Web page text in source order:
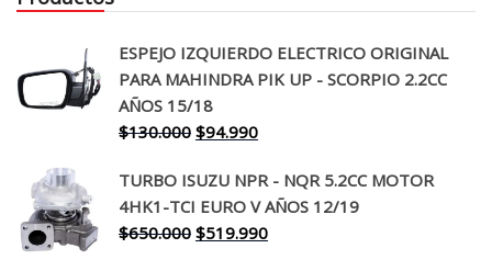
ESPEJO IZQUIERDO ELECTRICO ORIGINAL
PARA MAHINDRA PIK UP - SCORPIO 2.2CC
AÑOS 15/18
$130.000 El
original
era:
$130.000.
$94.990El
actual
es:
$94.990.
TURBO ISUZU NPR - NQR 5.2CC MOTOR
4HK1-TCI EURO V AÑOS 12/19
$650.000 El
$519.990El